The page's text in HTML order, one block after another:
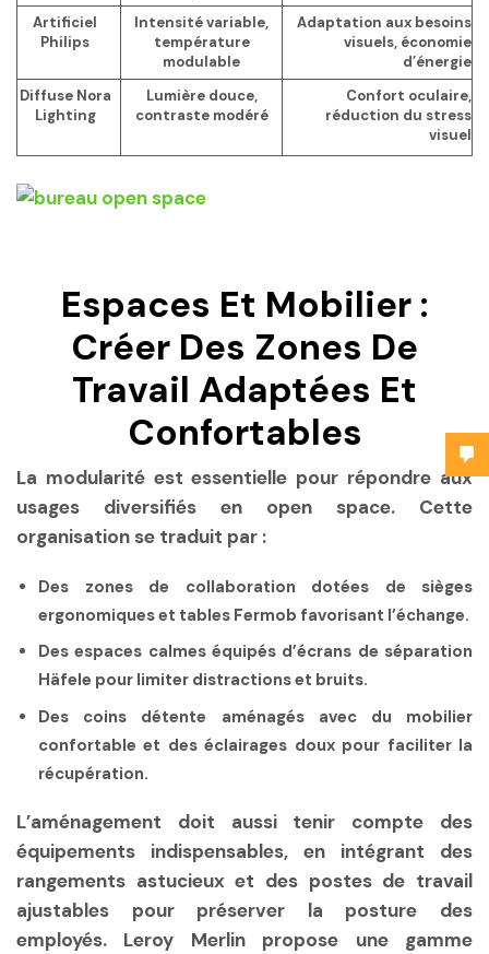
Artificiel
Philips
Intensité variable,
température
modulable
Adaptation aux besoins
visuels, économie
d’énergie
Diffuse Nora
Lighting
Lumière douce,
contraste modéré
Confort oculaire,
réduction du stress
visuel
Espaces Et Mobilier :
Créer Des Zones De
Travail Adaptées Et
Confortables
La modularité est essentielle pour répondre aux
usages diversifiés en open space. Cette
organisation se traduit par :
Des zones de collaboration dotées de sièges
ergonomiques et tables Fermob favorisant l’échange.
Des espaces calmes équipés d’écrans de séparation
Häfele pour limiter distractions et bruits.
Des coins détente aménagés avec du mobilier
confortable et des éclairages doux pour faciliter la
récupération.
L’aménagement doit aussi tenir compte des
équipements indispensables, en intégrant des
rangements astucieux et des postes de travail
ajustables pour préserver la posture des
employés. Leroy Merlin propose une gamme